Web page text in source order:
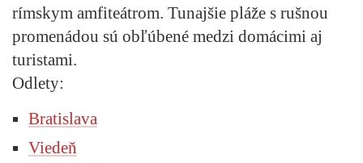
rímskym amfiteátrom. Tunajšie pláže s rušnou
promenádou sú obľúbené medzi domácimi aj
turistami.
Odlety:
Bratislava
Viedeň